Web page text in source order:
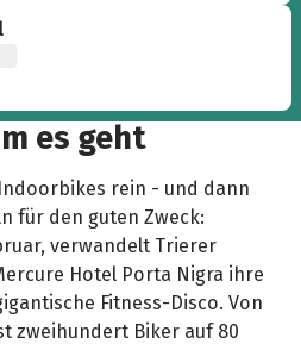
es geht
rein - und dann
für den guten Zweck:
verwandelt Trierer
Hotel Porta Nigra ihre
Fitness-Disco. Von
zweihundert Biker auf 80